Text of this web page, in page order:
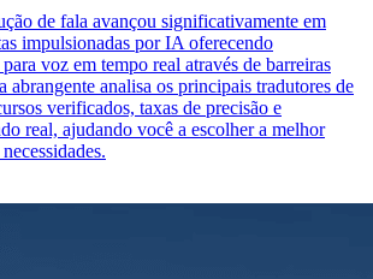
de fala avançou significativamente em
impulsionadas por IA oferecendo
voz em tempo real através de barreiras
abrangente analisa os principais tradutores de
verificados, taxas de precisão e
real, ajudando você a escolher a melhor